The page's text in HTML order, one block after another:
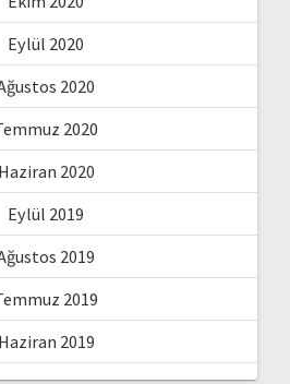
Eylül 2020
2020
2020
Haziran 2020
Eylül 2019
2019
2019
Haziran 2019